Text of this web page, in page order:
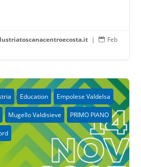
|  Feb
Education Empolese Valdelsa
Mugello Valdisieve PRIMO PIANO